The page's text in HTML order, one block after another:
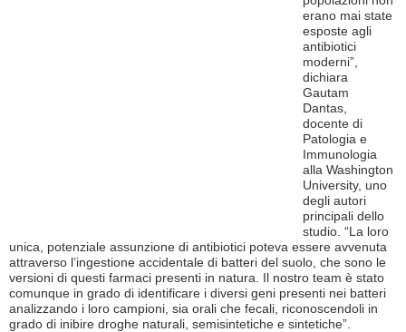
erano mai state
esposte agli
antibiotici
moderni”,
dichiara
Gautam
Dantas,
docente di
Patologia e
Immunologia
alla Washington
University, uno
degli autori
principali dello
studio. “La loro
unica, potenziale assunzione di antibiotici poteva essere avvenuta
attraverso l’ingestione accidentale di batteri del suolo, che sono le
versioni di questi farmaci presenti in natura. Il nostro team è stato
comunque in grado di identificare i diversi geni presenti nei batteri
analizzando i loro campioni, sia orali che fecali, riconoscendoli in
grado di inibire droghe naturali, semisintetiche e sintetiche”.